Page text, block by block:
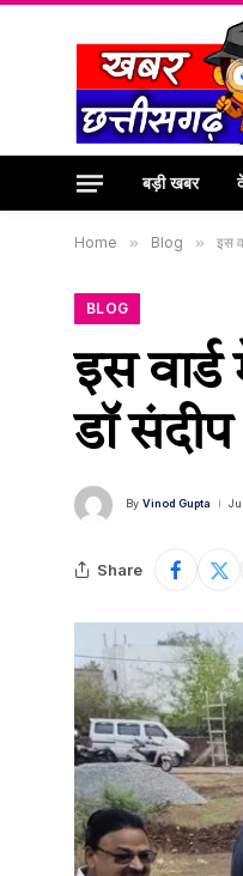
बड़ी खबर
Home » Blog » इस
BLOG
इस
डॉ
By Vinod Gupta
Share